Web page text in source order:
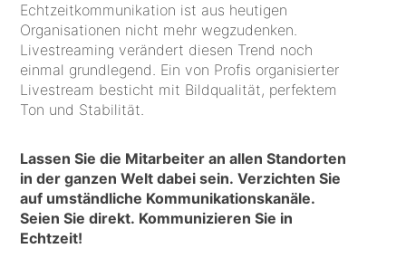
Echtzeitkommunikation ist aus heutigen
Organisationen nicht mehr wegzudenken.
Livestreaming verändert diesen Trend noch
einmal grundlegend. Ein von Profis organisierter
Livestream besticht mit Bildqualität, perfektem
Ton und Stabilität.
Lassen Sie die Mitarbeiter an allen Standorten
in der ganzen Welt dabei sein. Verzichten Sie
auf umständliche Kommunikationskanäle.
Seien Sie direkt. Kommunizieren Sie in
Echtzeit!